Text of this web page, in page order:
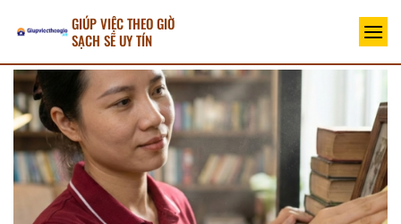
qua
dung
GIÚP VIỆC THEO GIỜ
SẠCH SẼ UY TÍN